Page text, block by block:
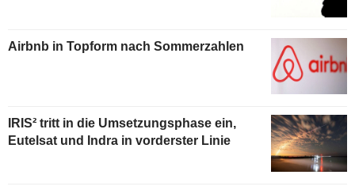
Airbnb in Topform nach Sommerzahlen
IRIS² tritt in die Umsetzungsphase ein,
Eutelsat und Indra in vorderster Linie